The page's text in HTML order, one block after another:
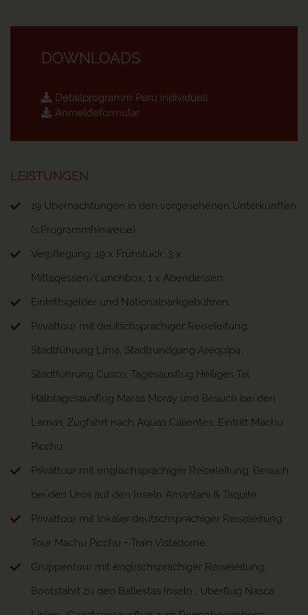
DOWNLOADS
Detailprogramm Peru individuell
Anmeldeformular
LEISTUNGEN
19 Übernachtungen in den vorgesehenen Unterkünften
(s.Programmhinweise)
Verpflegung: 19 x Frühstück, 3 x
Mittagessen/Lunchbox, 1 x Abendessen
Eintrittsgelder und Nationalparkgebühren
Privattour mit deutschsprachiger Reiseleitung:
Stadtführung Lima, Stadtrundgang Arequipa,
Stadtführung Cusco, Tagesausflug Heiliges Tal,
Halbtagesausflug Maras Moray und Besuch bei den
Lamas, Zugfahrt nach Aquas Calientes, Eintritt Machu
Picchu,
Privattour mit englischsprachiger Reiseleitung: Besuch
bei den Uros auf den Inseln Amantani & Taquile
Privattour mit lokaler deutschsprachiger Reiseleitung:
Tour Machu Picchu + Train Vistadome
Gruppentour mit englischsprachiger Reiseleitung:
Bootsfahrt zu den Ballestas Inseln , Überflug Nasca